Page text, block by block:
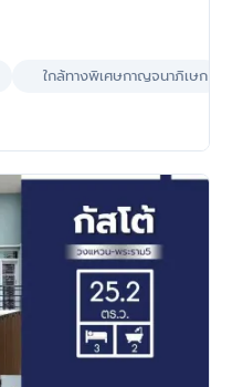
ใกล้ทางพิเศษกาญจนาภิเษก